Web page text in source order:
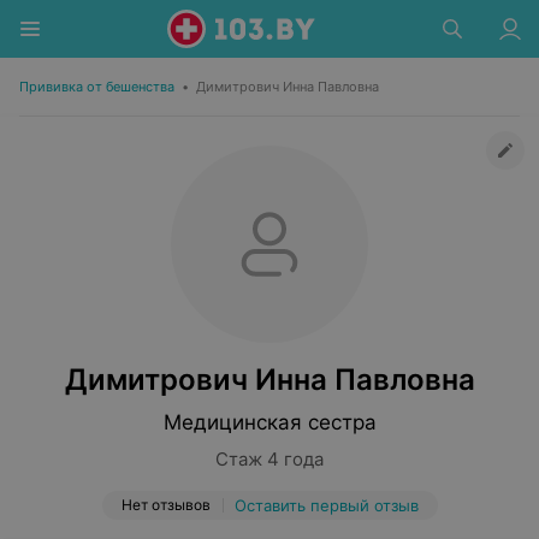
Прививка от бешенства • Димитрович Инна Павловна
Димитрович Инна Павловна
Медицинская сестра
Стаж 4 года
Нет отзывов Оставить первый отзыв